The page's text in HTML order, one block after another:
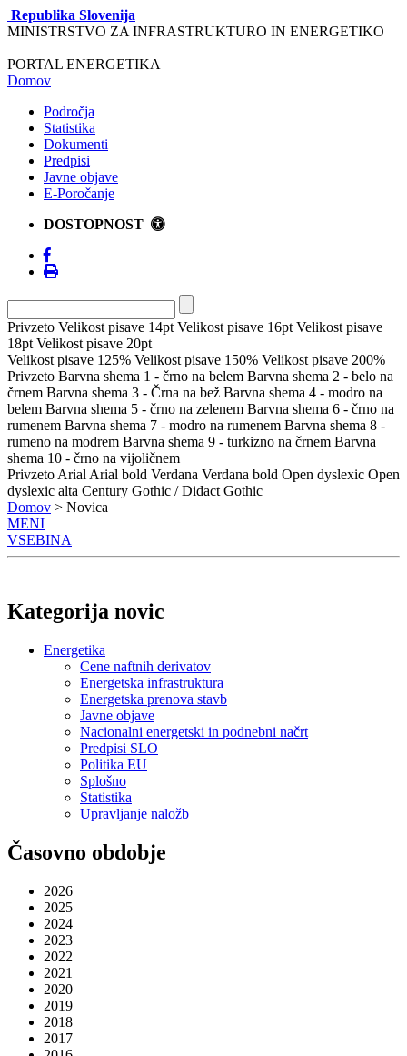
Republika Slovenija
MINISTRSTVO ZA INFRASTRUKTURO IN ENERGETIKO
PORTAL ENERGETIKA
Domov
Področja
Statistika
Dokumenti
Predpisi
Javne objave
E-Poročanje
DOSTOPNOST
Privzeto Velikost pisave 14pt Velikost pisave 16pt Velikost pisave
18pt Velikost pisave 20pt
Velikost pisave 125% Velikost pisave 150% Velikost pisave 200%
Privzeto Barvna shema 1 - črno na belem Barvna shema 2 - belo na
črnem Barvna shema 3 - Črna na bež Barvna shema 4 - modro na
belem Barvna shema 5 - črno na zelenem Barvna shema 6 - črno na
rumenem Barvna shema 7 - modro na rumenem Barvna shema 8 -
rumeno na modrem Barvna shema 9 - turkizno na črnem Barvna
shema 10 - črno na vijoličnem
Privzeto Arial Arial bold Verdana Verdana bold Open dyslexic Open
dyslexic alta Century Gothic / Didact Gothic
Domov > Novica
MENI
VSEBINA
Kategorija novic
Energetika
Cene naftnih derivatov
Energetska infrastruktura
Energetska prenova stavb
Javne objave
Nacionalni energetski in podnebni načrt
Predpisi SLO
Politika EU
Splošno
Statistika
Upravljanje naložb
Časovno obdobje
2026
2025
2024
2023
2022
2021
2020
2019
2018
2017